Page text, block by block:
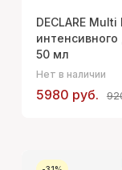
DECLARE
50 мл
Нет в наличии
5980 руб.